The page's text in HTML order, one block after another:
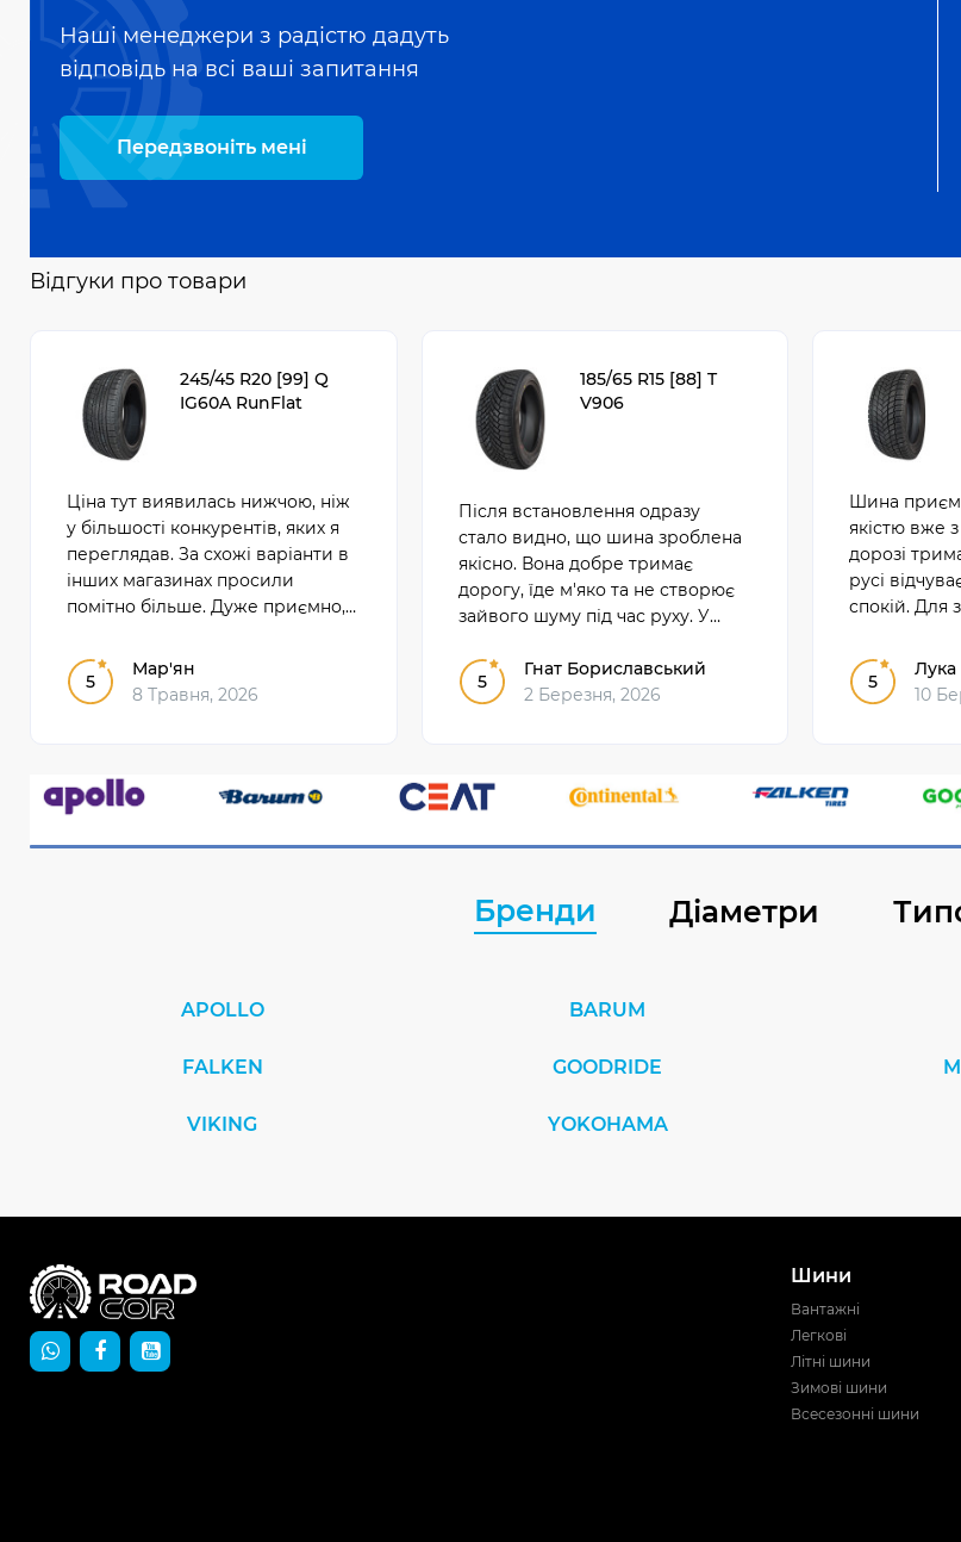
Наші менеджери з радістю дадуть
відповідь на всі ваші запитання
Передзвоніть мені
Відгуки про товари
245/45 R20 [99] Q
IG60A RunFlat
Ціна тут виявилась нижчою, ніж
у більшості конкурентів, яких я
переглядав. За схожі варіанти в
інших магазинах просили
помітно більше. Дуже приємно,
переплати.
5
Мар'ян
8 Травня, 2026
185/65 R15 [88] T
V906
Після встановлення одразу
стало видно, що шина зроблена
якісно. Вона добре тримає
дорогу, їде м'яко та не створює
зайвого шуму під час руху. У
показала себе надійно і зручно.
5
Гнат Бориславський
2 Березня, 2026
Шина
якістю вже
дорозі
русі
спокій. Для
5
10
Бренди Діаметри
APOLLO BARUM
FALKEN GOODRIDE
VIKING YOKOHAMA
Шини
Вантажні
Легкові
Літні шини
Зимові шини
Всесезонні шини